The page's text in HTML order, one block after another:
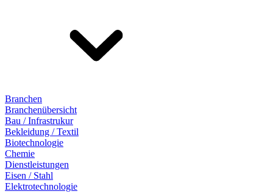
Branchen
Branchenübersicht
Bau / Infrastrukur
Bekleidung / Textil
Biotechnologie
Chemie
Dienstleistungen
Eisen / Stahl
Elektrotechnologie